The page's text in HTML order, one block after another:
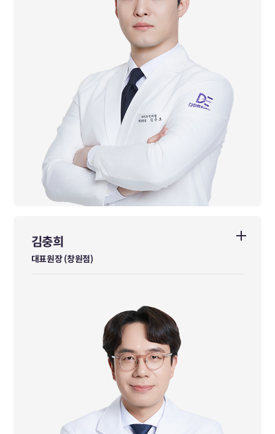
김충희
대표원장 (창원점)
김충희
대표원장 (창원점)
동국대학교 한의학과 졸업
前 강진군 보건소 진료팀장
前 강진군 한방건강증진사업 팀장
前 김재우한의원 진료원장
前 사암으뜸한의원 대표원장